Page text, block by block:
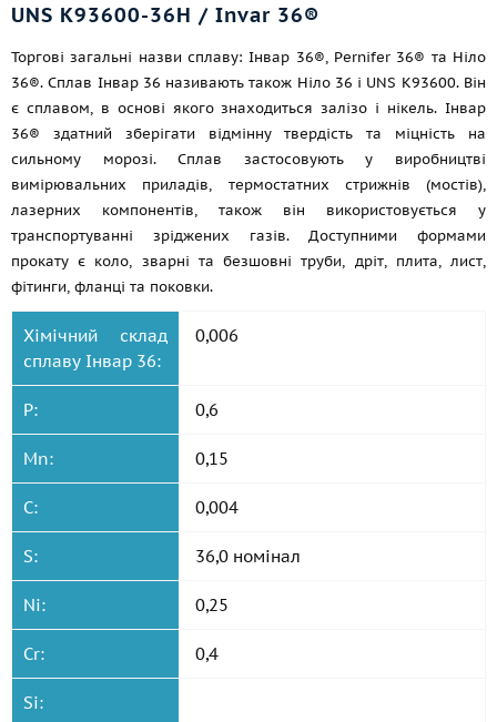
UNS K93600-36Н / Invar 36®
Торгові загальні назви сплаву: Інвар 36®, Pernifer 36® та Ніло
36®. Сплав Інвар 36 називають також Ніло 36 і UNS K93600. Він
є сплавом, в основі якого знаходиться залізо і нікель. Інвар
36® здатний зберігати відмінну твердість та міцність на
сильному морозі. Сплав застосовують у виробництві
вимірювальних приладів, термостатних стрижнів (мостів),
лазерних компонентів, також він використовується у
транспортуванні зріджених газів. Доступними формами
прокату є коло, зварні та безшовні труби, дріт, плита, лист,
фітинги, фланці та поковки.
Хімічний склад
сплаву Інвар 36:
0,006
P: 0,6
Mn: 0,15
C: 0,004
S: 36,0 номінал
Ni: 0,25
Cr: 0,4
Si: